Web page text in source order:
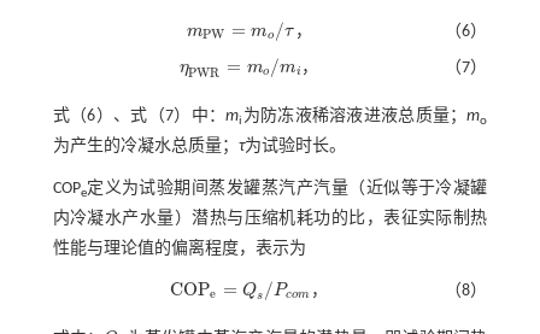
mPW = mo /τ
mPW= mo/τ ， （6）
ηPWR = mo /mi
ηPWR =m o/mi ， （7）
式（6） 、式（7） 中：mi 为防冻液稀溶液进液总质量；mo
为产生的冷凝水总质量； τ为试验时长。
COPe定义为试验期间蒸发罐蒸汽产汽量（近似等于冷凝罐
内冷凝水产水量）潜热与压缩机耗功的比，表征实际制热
性能与理论值的偏离程度，表示为
COPe = Qs /Pcom
COPe=Qs/ Pcom ， （8）